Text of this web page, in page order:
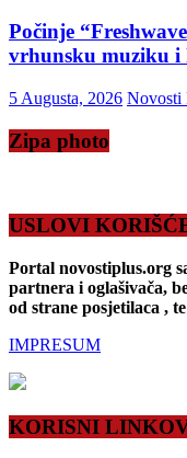
Počinje
vrhunsku muziku i
5 Augusta, 2026 Novosti
Zipa photo
USLOVI
Portal novostiplus.org
partnera i oglašivača,
od strane posjetilaca ,
IMPRESUM
KORISNI